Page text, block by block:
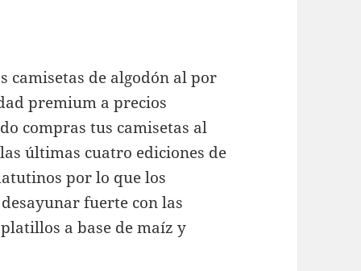
camisetas de algodón al por
premium a precios
compras tus camisetas al
últimas cuatro ediciones de
por lo que los
fuerte con las
a base de maíz y